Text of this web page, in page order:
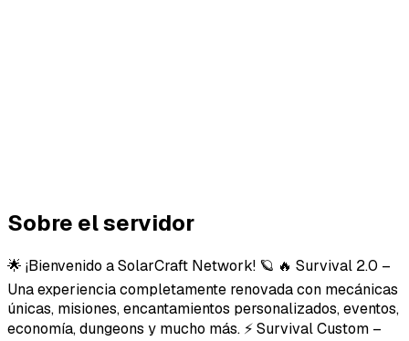
Sobre el servidor
🌟 ¡Bienvenido a SolarCraft Network! 🪐 🔥 Survival 2.0 –
Una experiencia completamente renovada con mecánicas
únicas, misiones, encantamientos personalizados, eventos,
economía, dungeons y mucho más. ⚡ Survival Custom –